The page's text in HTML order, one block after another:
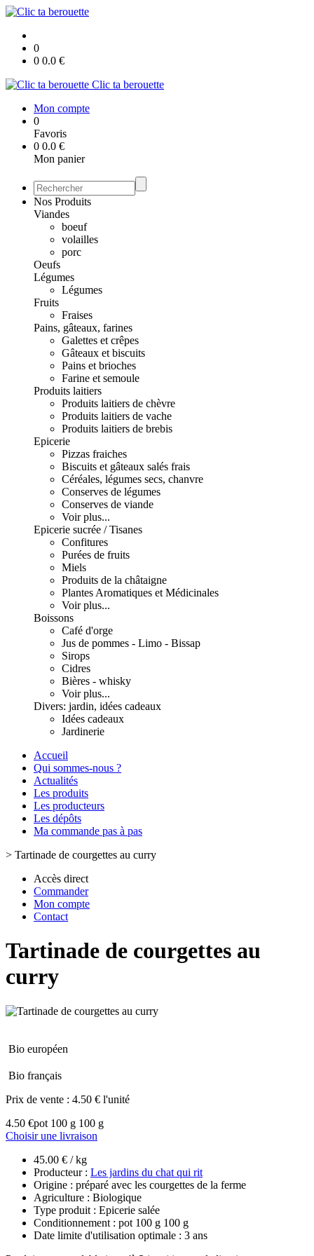
0
0 0.0 €
Clic ta berouette
Mon compte
0
Favoris
0 0.0 €
Mon panier
Nos Produits
Viandes
boeuf
volailles
porc
Oeufs
Légumes
Légumes
Fruits
Fraises
Pains, gâteaux, farines
Galettes et crêpes
Gâteaux et biscuits
Pains et brioches
Farine et semoule
Produits laitiers
Produits laitiers de chèvre
Produits laitiers de vache
Produits laitiers de brebis
Epicerie
Pizzas fraiches
Biscuits et gâteaux salés frais
Céréales, légumes secs, chanvre
Conserves de légumes
Conserves de viande
Voir plus...
Epicerie sucrée / Tisanes
Confitures
Purées de fruits
Miels
Produits de la châtaigne
Plantes Aromatiques et Médicinales
Voir plus...
Boissons
Café d'orge
Jus de pommes - Limo - Bissap
Sirops
Cidres
Bières - whisky
Voir plus...
Divers: jardin, idées cadeaux
Idées cadeaux
Jardinerie
Accueil
Qui sommes-nous ?
Actualités
Les produits
Les producteurs
Les dépôts
Ma commande pas à pas
> Tartinade de courgettes au curry
Accès direct
Commander
Mon compte
Contact
Tartinade de courgettes au
curry
Bio européen
Bio français
Prix de vente : 4.50 € l'unité
4.50 €pot 100 g 100 g
Choisir une livraison
45.00 € / kg
Producteur : Les jardins du chat qui rit
Origine : préparé avec les courgettes de la ferme
Agriculture : Biologique
Type produit : Epicerie salée
Conditionnement : pot 100 g 100 g
Date limite d'utilisation optimale : 3 ans